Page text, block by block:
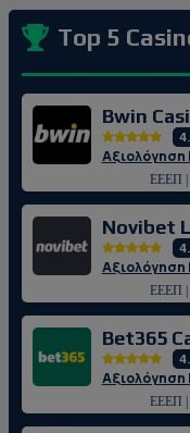
Top 5
Bwin
Αξιολόγηση
ΕΕΕΠ
Novibet
Αξιολόγηση
ΕΕΕΠ
Bet365
Αξιολόγηση
ΕΕΕΠ